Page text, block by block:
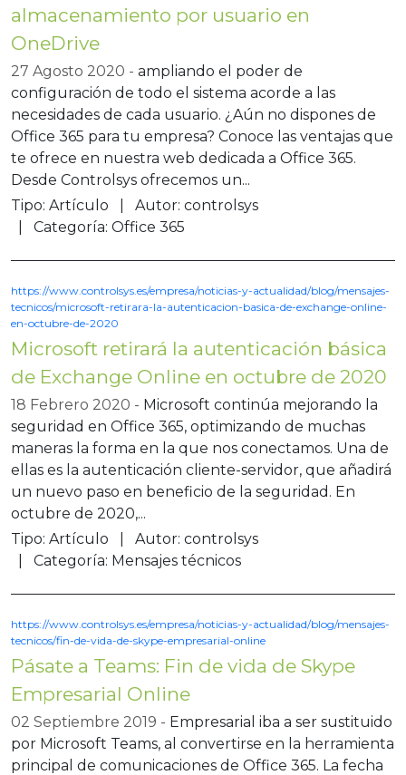
almacenamiento por usuario en
OneDrive
27 Agosto 2020
ampliando el poder de
configuración de todo el sistema acorde a las
necesidades de cada usuario. ¿Aún no dispones de
Office 365 para tu empresa? Conoce las ventajas que
te ofrece en nuestra web dedicada a Office 365.
Desde Controlsys ofrecemos un...
Tipo: Artículo Autor: controlsys
Categoría: Office 365
Microsoft retirará la autenticación básica
de Exchange Online en octubre de 2020
https://www.controlsys.es/empresa/noticias-y-actualidad/blog/mensajes-
tecnicos/microsoft-retirara-la-autenticacion-basica-de-exchange-online-
en-octubre-de-2020
18 Febrero 2020
Microsoft continúa mejorando la
seguridad en Office 365, optimizando de muchas
maneras la forma en la que nos conectamos. Una de
ellas es la autenticación cliente-servidor, que añadirá
un nuevo paso en beneficio de la seguridad. En
octubre de 2020,...
Tipo: Artículo Autor: controlsys
Categoría: Mensajes técnicos
Pásate a Teams: Fin de vida de Skype
Empresarial Online
https://www.controlsys.es/empresa/noticias-y-actualidad/blog/mensajes-
tecnicos/fin-de-vida-de-skype-empresarial-online
02 Septiembre 2019
Empresarial iba a ser sustituido
por Microsoft Teams, al convertirse en la herramienta
principal de comunicaciones de Office 365. La fecha